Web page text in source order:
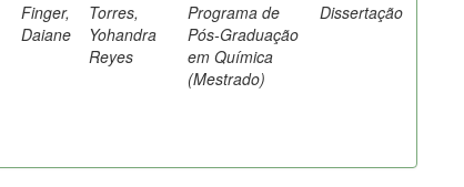
Finger,
Daiane
Torres,
Yohandra
Reyes
Programa de
Pós-Graduação
em Química
(Mestrado)
Dissertação